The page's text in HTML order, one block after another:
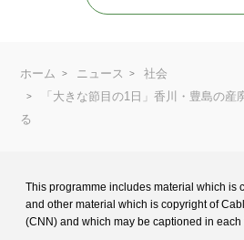
ホーム ニュース
社会
「大きな節目の1日」香川・豊島の
る
This programme includes material which is
and other material which is copyright of
(CNN) and which may be captioned in each